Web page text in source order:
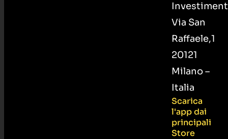
Via San
Raffaele,1
20121
Milano –
Italia
Scarica
l'app dai
principali
Store